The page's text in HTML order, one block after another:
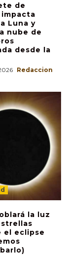
de
impacta
Luna y
nube de
desde la
Redaccion
la luz
el eclipse